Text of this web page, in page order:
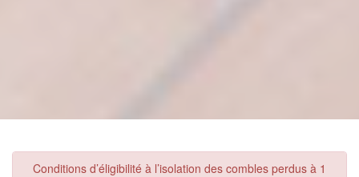
Conditions d’éligibilité à l’isolation des combles perdus à 1